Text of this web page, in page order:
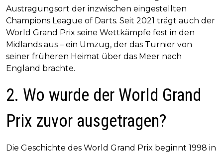
Austragungsort der inzwischen eingestellten
Champions League of Darts. Seit 2021 trägt auch der
World Grand Prix seine Wettkämpfe fest in den
Midlands aus – ein Umzug, der das Turnier von
seiner früheren Heimat über das Meer nach
England brachte.
2. Wo wurde der World Grand
Prix zuvor ausgetragen?
Die Geschichte des World Grand Prix beginnt 1998 in